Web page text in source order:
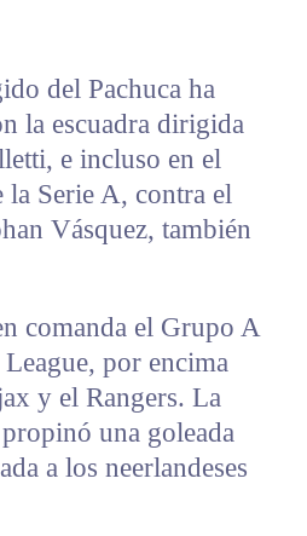
del Pachuca ha
la escuadra dirigida
e incluso en el
Serie A, contra el
Vásquez, también
comanda el Grupo A
por encima
y el Rangers. La
una goleada
a los neerlandeses